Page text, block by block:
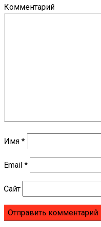
Комментарий
Имя *
Email *
Сайт